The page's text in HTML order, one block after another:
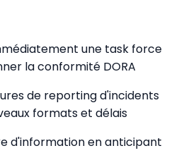
une task force
la conformité DORA
de reporting d'incidents
formats et délais
d'information en anticipant